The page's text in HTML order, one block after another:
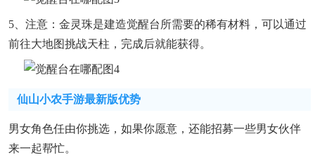
5、注意：金灵珠是建造觉醒台所需要的稀有材料，可以通过
前往大地图挑战天柱，完成后就能获得。
仙山小农手游最新版优势
男女角色任由你挑选，如果你愿意，还能招募一些男女伙伴
来一起帮忙。